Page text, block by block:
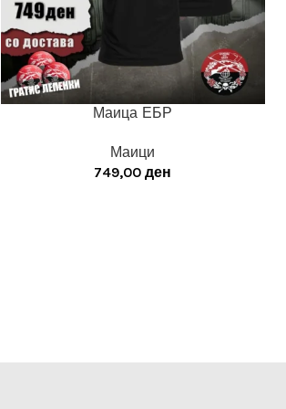
Маица ЕБР
Маици
749,00ден